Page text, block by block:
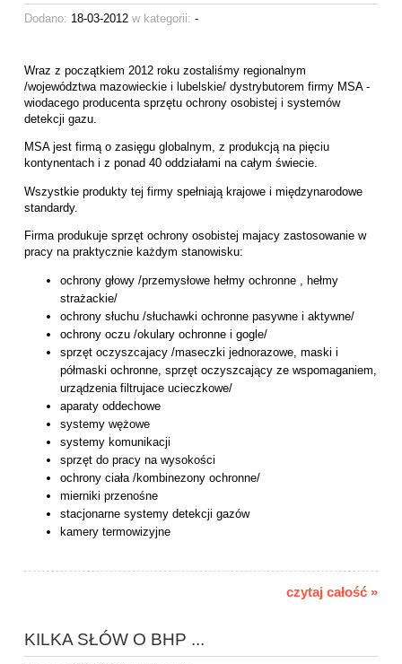
Dodano: 18-03-2012w kategorii: -
Wraz z początkiem 2012 roku zostaliśmy regionalnym
/województwa mazowieckie i lubelskie/ dystrybutorem firmy MSA -
wiodacego producenta sprzętu ochrony osobistej i systemów
detekcji gazu.
MSA jest firmą o zasięgu globalnym, z produkcją na pięciu
kontynentach i z ponad 40 oddziałami na całym świecie.
Wszystkie produkty tej firmy spełniają krajowe i międzynarodowe
standardy.
Firma produkuje sprzęt ochrony osobistej majacy zastosowanie w
pracy na praktycznie każdym stanowisku:
ochrony głowy /przemysłowe hełmy ochronne , hełmy
strażackie/
ochrony słuchu /słuchawki ochronne pasywne i aktywne/
ochrony oczu /okulary ochronne i gogle/
sprzęt oczyszcajacy /maseczki jednorazowe, maski i
półmaski ochronne, sprzęt oczyszcający ze wspomaganiem,
urządzenia filtrujace ucieczkowe/
aparaty oddechowe
systemy wężowe
systemy komunikacji
sprzęt do pracy na wysokości
ochrony ciała /kombinezony ochronne/
mierniki przenośne
stacjonarne systemy detekcji gazów
kamery termowizyjne
czytaj całość »
KILKA SŁÓW O BHP ...